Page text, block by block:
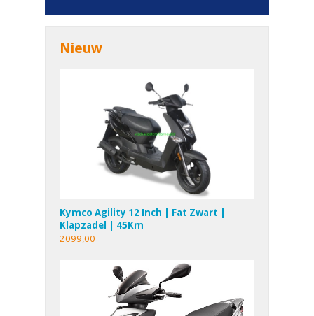
Nieuw
Kymco Agility 12 Inch | Fat Zwart |
Klapzadel | 45Km
2099,00